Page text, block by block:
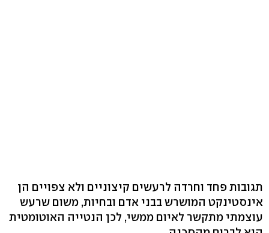
תגובות פחד וחרדה לרעשים קיצוניים ולא צפויים הן
אינסטינקט המושרש בבני אדם ובחיות, משום שרעש
עוצמתי מתקשר לאיום ממשי, לכן הנטייה האוטומטית